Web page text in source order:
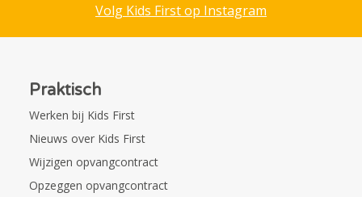
Volg Kids First op Instagram
Praktisch
Werken bij Kids First
Nieuws over Kids First
Wijzigen opvangcontract
Opzeggen opvangcontract